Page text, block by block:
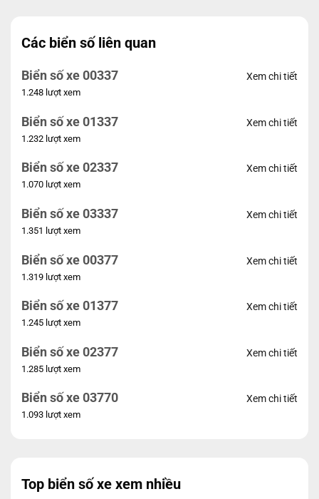
Các biển số liên quan
Biển số xe 00337
1.248 lượt xem
Xem chi tiết
Biển số xe 01337
1.232 lượt xem
Xem chi tiết
Biển số xe 02337
1.070 lượt xem
Xem chi tiết
Biển số xe 03337
1.351 lượt xem
Xem chi tiết
Biển số xe 00377
1.319 lượt xem
Xem chi tiết
Biển số xe 01377
1.245 lượt xem
Xem chi tiết
Biển số xe 02377
1.285 lượt xem
Xem chi tiết
Biển số xe 03770
1.093 lượt xem
Xem chi tiết
Top biển số xe xem nhiều